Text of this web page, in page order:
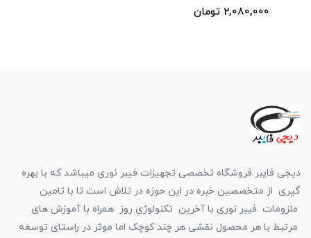
2,080,000 تومان
دیجی فایبر فروشگاه تخصصی تجهیزات فیبر نوری میباشد که با بهره
گیری از متخصصین خبره در این حوزه در تلاش است تا با تامین
ملزومات فیبر نوری با آخرین تکنولوژی روز همراه با آموزش های
مرتبط با هر محصول نقشی هر چند کوچک اما موثر در راستای توسعه